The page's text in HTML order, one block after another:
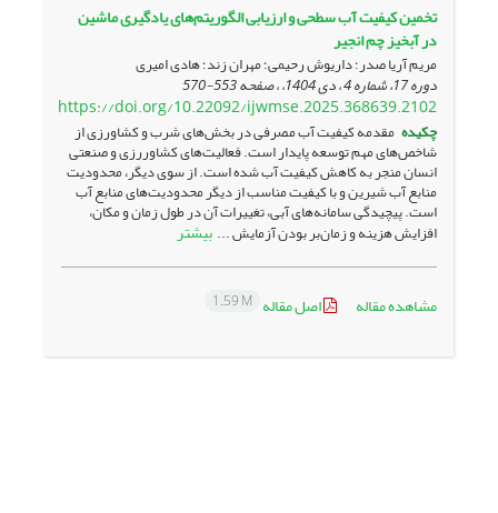
تخمین کیفیت آب سطحی و ارزیابی الگوریتم‌های یادگیری ماشین
در آبخیز چم انجیر
مریم آریا صدر؛ داریوش رحیمی؛ مهران زند؛ هادی امیری
دوره 17، شماره 4 ، دی 1404، ، صفحه 553-570
https://doi.org/10.22092/ijwmse.2025.368639.2102
چکیده مقدمه کیفیت آب مصرفی در بخش‌‌های شرب و کشاورزی از
شاخص‌‌های مهم توسعه پایدار است. فعالیت‌‌های کشاوررزی و صنعتی
انسان منجر به کاهش کیفیت آب شده است. از سوی دیگر، محدودیت
منابع آب شیرین و با کیفیت مناسب از دیگر محدودیت‌‌های منابع آب
است. پیچیدگی سامانه‌‌های آبی، تغییرات آن در طول زمان و مکان،
افزایش هزینه و زمان‌‌بر بودن آزمایش ... بیشتر
مشاهده مقاله اصل مقاله 1.59 M